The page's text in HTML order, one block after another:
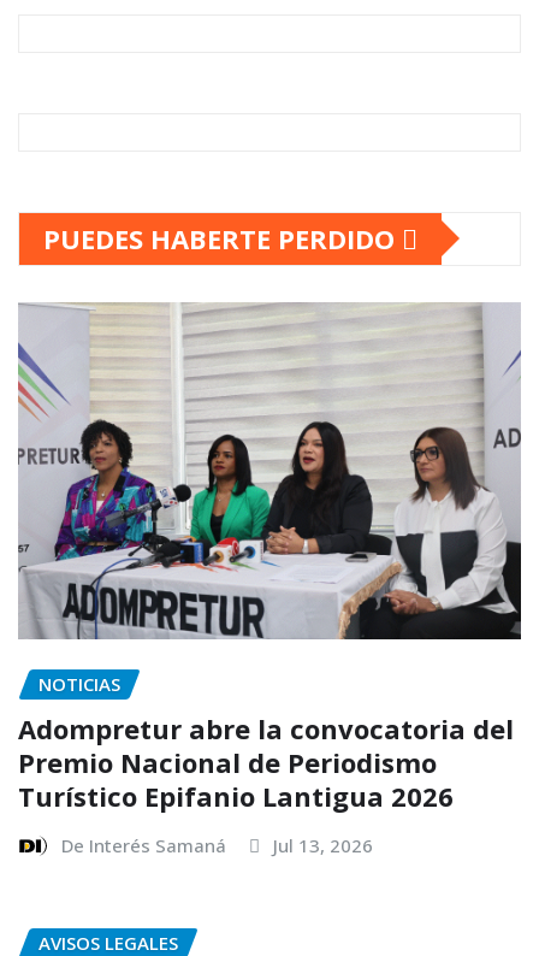
PUEDES HABERTE PERDIDO
NOTICIAS
Adompretur abre la convocatoria del
Premio Nacional de Periodismo
Turístico Epifanio Lantigua 2026
De Interés Samaná Jul 13, 2026
AVISOS LEGALES